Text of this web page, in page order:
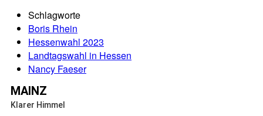
Schlagworte
Boris Rhein
Hessenwahl 2023
Landtagswahl in Hessen
Nancy Faeser
MAINZ
Klarer Himmel